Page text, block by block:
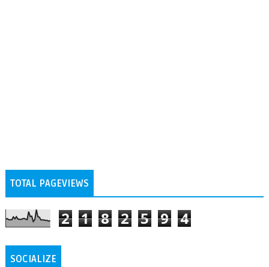
TOTAL PAGEVIEWS
2 1 8 2 5 9 4
SOCIALIZE